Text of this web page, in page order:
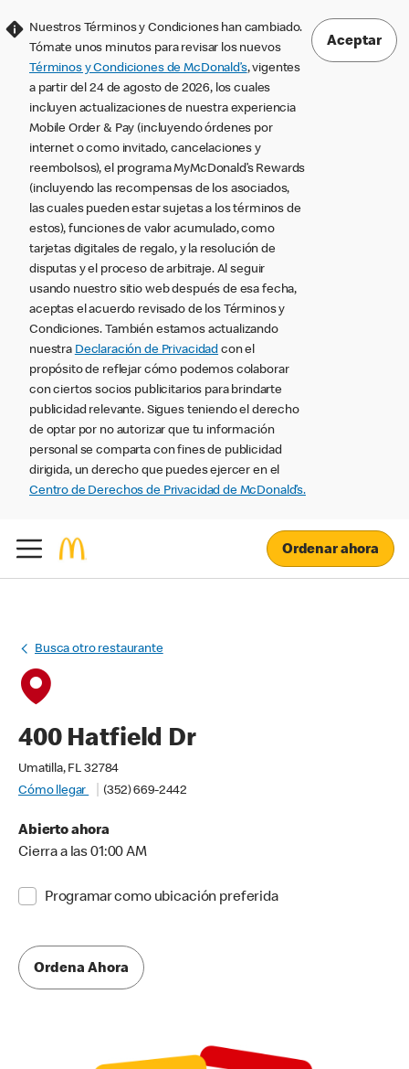
Nuestros Términos y Condiciones han cambiado.
Tómate unos minutos para revisar los nuevos
Términos y Condiciones de McDonald’s, vigentes
a partir del 24 de agosto de 2026, los cuales
incluyen actualizaciones de nuestra experiencia
Mobile Order & Pay (incluyendo órdenes por
internet o como invitado, cancelaciones y
reembolsos), el programa MyMcDonald’s Rewards
(incluyendo las recompensas de los asociados,
las cuales pueden estar sujetas a los términos de
estos), funciones de valor acumulado, como
tarjetas digitales de regalo, y la resolución de
disputas y el proceso de arbitraje. Al seguir
usando nuestro sitio web después de esa fecha,
aceptas el acuerdo revisado de los Términos y
Condiciones. También estamos actualizando
nuestra Declaración de Privacidad con el
propósito de reflejar cómo podemos colaborar
con ciertos socios publicitarios para brindarte
publicidad relevante. Sigues teniendo el derecho
de optar por no autorizar que tu información
personal se comparta con fines de publicidad
dirigida, un derecho que puedes ejercer en el
Centro de Derechos de Privacidad de McDonald’s.
Aceptar
Ordenar ahora
Busca otro restaurante
400 Hatfield Dr
Umatilla, FL 32784
Cómo llegar
(352) 669-2442
Abierto ahora
Cierra a las 01:00 AM
Programar como ubicación preferida
Ordena Ahora